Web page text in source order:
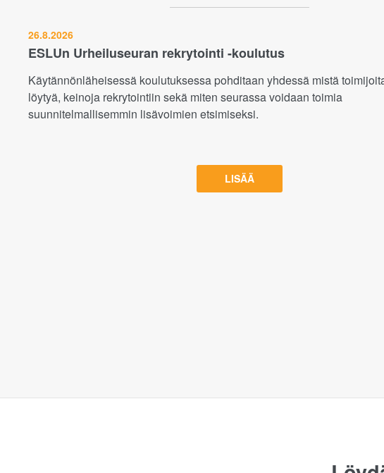
26.8.2026
ESLUn Urheiluseuran rekrytointi -koulutus
Käytännönläheisessä koulutuksessa pohditaan yhdessä mistä
löytyä, keinoja rekrytointiin sekä miten seurassa voidaan toimia
suunnitelmallisemmin lisävoimien etsimiseksi.
LISÄÄ